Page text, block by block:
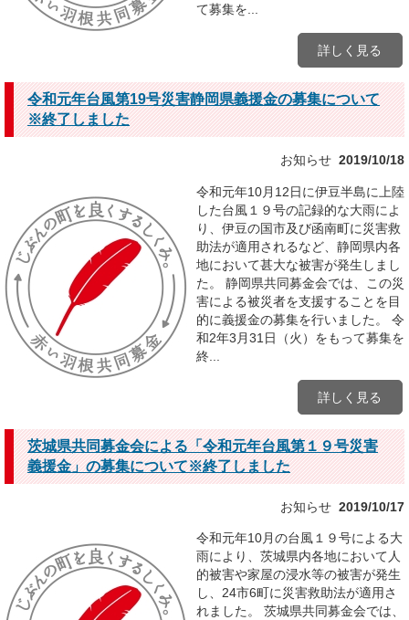
て募集を...
詳しく見る
令和元年台風第19号災害静岡県義援金の募集について
※終了しました
お知らせ 2019/10/18
令和元年10月12日に伊豆半島に上陸
した台風１９号の記録的な大雨によ
り、伊豆の国市及び函南町に災害救
助法が適用されるなど、静岡県内各
地において甚大な被害が発生しまし
た。 静岡県共同募金会では、この災
害による被災者を支援することを目
的に義援金の募集を行いました。 令
和2年3月31日（火）をもって募集を
終...
詳しく見る
茨城県共同募金会による「令和元年台風第１９号災害
義援金」の募集について※終了しました
お知らせ 2019/10/17
令和元年10月の台風１９号による大
雨により、茨城県内各地において人
的被害や家屋の浸水等の被害が発生
し、24市6町に災害救助法が適用さ
れました。 茨城県共同募金会では、